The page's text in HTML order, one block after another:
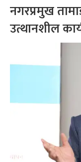
नगरप्रमुख
उत्थानशील
अभिवृद्धि